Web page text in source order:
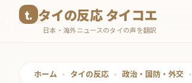
タイの反応 タイコエ
日本・海外ニュースのタイの声を翻訳
ホーム • タイの反応 • 政治・国防・外交 •